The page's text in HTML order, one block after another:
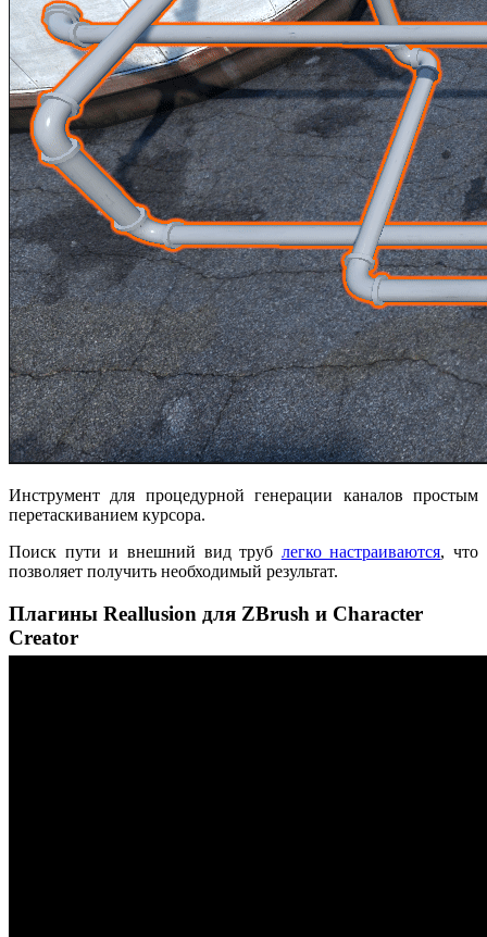
Инструмент для процедурной генерации каналов простым
перетаскиванием курсора.
Поиск пути и внешний вид труб легко настраиваются, что
позволяет получить необходимый результат.
Плагины Reallusion для ZBrush и Character
Creator